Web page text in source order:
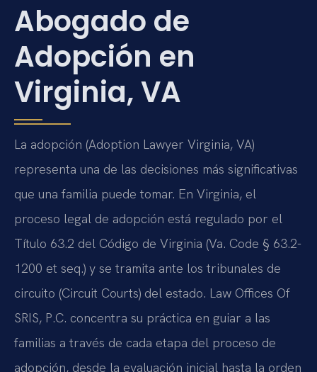
Abogado de
Adopción en
Virginia, VA
La adopción (Adoption Lawyer Virginia, VA)
representa una de las decisiones más significativas
que una familia puede tomar. En Virginia, el
proceso legal de adopción está regulado por el
Título 63.2 del Código de Virginia (Va. Code § 63.2-
1200 et seq.) y se tramita ante los tribunales de
circuito (Circuit Courts) del estado. Law Offices Of
SRIS, P.C. concentra su práctica en guiar a las
familias a través de cada etapa del proceso de
adopción, desde la evaluación inicial hasta la orden